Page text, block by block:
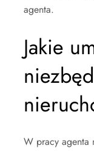
agenta.
Jakie
W pracy agenta